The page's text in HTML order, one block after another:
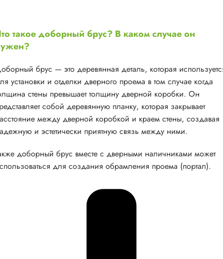
такое доборный брус? В каком случае он
брус — это деревянная деталь, которая
установки и отделки дверного проема в том случае когда
стены превышает толщину дверной коробки. Он
собой деревянную планку, которая закрывает
между дверной коробкой и краем стены, создавая
и эстетически приятную связь между ними.
доборный брус вместе с дверными наличниками может
для создания обрамления проема (портал).